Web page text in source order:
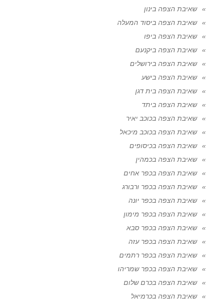
שאיבת הצפה בינון
שאיבת הצפה ביסוד המעלה
שאיבת הצפה ביפו
שאיבת הצפה ביקנעם
שאיבת הצפה בירושלים
שאיבת הצפה בישע
שאיבת הצפה בית דגן
שאיבת הצפה ביתד
שאיבת הצפה בכוכב יאיר
שאיבת הצפה בכוכב מיכאל
שאיבת הצפה בכיסופים
שאיבת הצפה בכמהין
שאיבת הצפה בכפר אחים
שאיבת הצפה בכפר ורבורג
שאיבת הצפה בכפר יונה
שאיבת הצפה בכפר מימון
שאיבת הצפה בכפר סבא
שאיבת הצפה בכפר עזה
שאיבת הצפה בכפר רתמים
שאיבת הצפה בכפר שמריהו
שאיבת הצפה בכרם שלום
שאיבת הצפה בכרמיאל